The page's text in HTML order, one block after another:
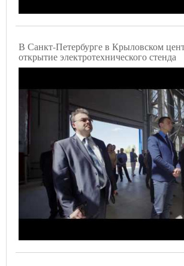
В Санкт-Петербурге в Крыловском
открытие электротехнического стенда